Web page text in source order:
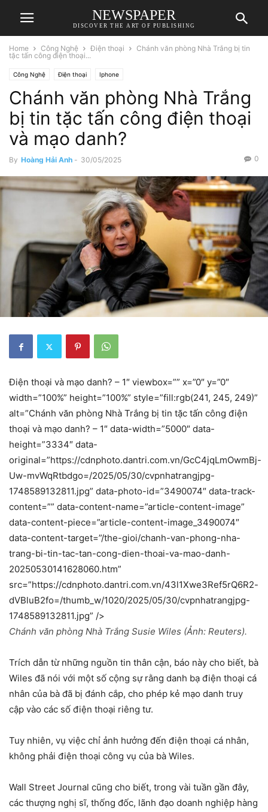
NEWSPAPER
DISCOVER THE ART OF PUBLISHING
Home Công Nghệ Điện thoại
Chánh văn phòng Nhà Trắng bị tin
tặc tấn công điện thoại...
Công Nghệ Điện thoại Iphone
Chánh văn phòng Nhà Trắng
bị tin tặc tấn công điện thoại
và mạo danh?
By Hoàng Hải Anh - 30/05/2025 0
Điện thoại và mạo danh? – 1″ viewbox=”” x=”0″ y=”0″
width=”100%” height=”100%” style=”fill:rgb(241, 245, 249)”
alt=”Chánh văn phòng Nhà Trắng bị tin tặc tấn công điện
thoại và mạo danh? – 1″ data-width=”5000″ data-
height=”3334″ data-
original=”https://cdnphoto.dantri.com.vn/GcC4jqLmOwmBj-
Uw-mvWqRtbdgo=/2025/05/30/cvpnhatrangjpg-
1748589132811.jpg” data-photo-id=”3490074″ data-track-
content=”” data-content-name=”article-content-image”
data-content-piece=”article-content-image_3490074″
data-content-target=”/the-gioi/chanh-van-phong-nha-
trang-bi-tin-tac-tan-cong-dien-thoai-va-mao-danh-
20250530141628060.htm”
src=”https://cdnphoto.dantri.com.vn/43l1Xwe3Ref5rQ6R2-
dVBluB2fo=/thumb_w/1020/2025/05/30/cvpnhatrangjpg-
1748589132811.jpg” />
Chánh văn phòng Nhà Trắng Susie Wiles (Ảnh: Reuters).
Trích dẫn từ những nguồn tin thân cận, báo này cho biết, bà
Wiles đã nói với một số cộng sự rằng danh bạ điện thoại cá
nhân của bà đã bị đánh cắp, cho phép kẻ mạo danh truy
cập vào các số điện thoại riêng tư.
Tuy nhiên, vụ việc chỉ ảnh hưởng đến điện thoại cá nhân,
không phải điện thoại công vụ của bà Wiles.
Wall Street Journal cũng cho biết, trong vài tuần gần đây,
các thượng nghị sĩ, thống đốc, lãnh đạo doanh nghiệp hàng